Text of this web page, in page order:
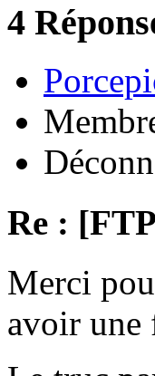
4
Re :
Merci
avoir une